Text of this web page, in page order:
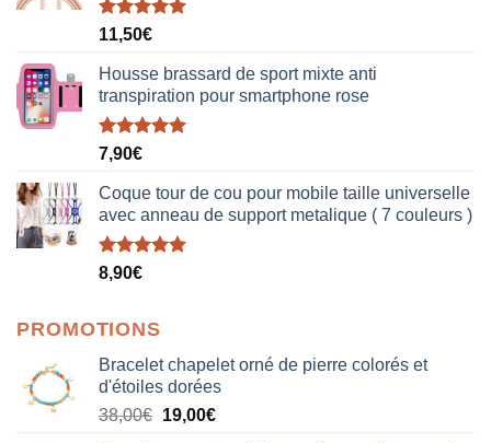
Note5.00
11,50€
Housse brassard de sport mixte anti
transpiration pour smartphone rose
Note5.00
7,90€
Coque tour de cou pour mobile taille universelle
avec anneau de support metalique ( 7 couleurs )
Note5.00
8,90€
PROMOTIONS
Bracelet chapelet orné de pierre colorés et
d'étoiles dorées
38,00€ Le
19,00€Le